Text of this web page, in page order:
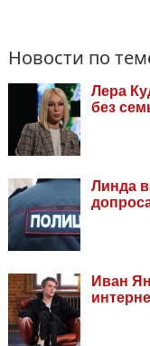
Новости по
Лера
без
Линда
Иван